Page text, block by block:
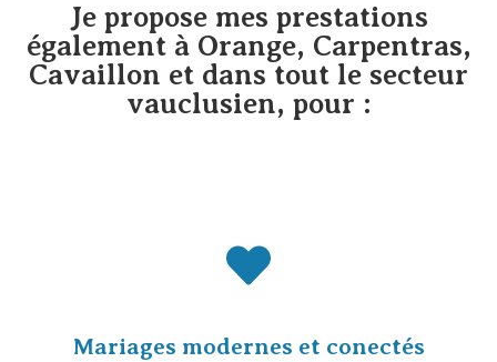
Je propose mes prestations
également à Orange, Carpentras,
Cavaillon et dans tout le secteur
vauclusien, pour :
Mariages modernes et conectés